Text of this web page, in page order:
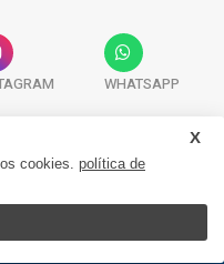
WHATSAPP
Quem Somos
cookies. política de